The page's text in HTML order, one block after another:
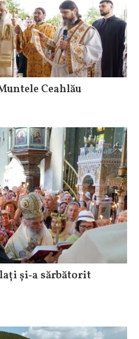
Ceahlău
și‑a sărbătorit